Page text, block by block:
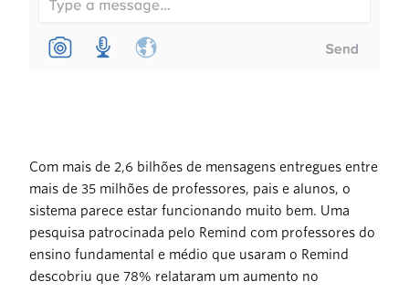
Com mais de 2,6 bilhões de mensagens entregues entre
mais de 35 milhões de professores, pais e alunos, o
sistema parece estar funcionando muito bem. Uma
pesquisa patrocinada pelo Remind com professores do
ensino fundamental e médio que usaram o Remind
descobriu que 78% relataram um aumento no